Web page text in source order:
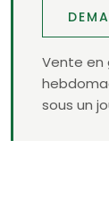
Vente en
sous un